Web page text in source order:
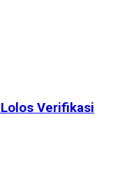
Verifikasi